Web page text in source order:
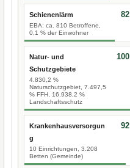
Schienenlärm
EBA: ca. 810 Betroffene,
0,1 % der Einwohner
82
Natur- und
Schutzgebiete
4.830,2 %
Naturschutzgebiet, 7.497,5
% FFH, 16.938,2 %
Landschaftsschutz
100
Krankenhausversorgun
g
10 Einrichtungen, 3.208
Betten (Gemeinde)
92